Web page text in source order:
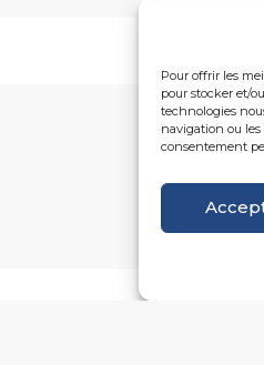
Pour offrir les
pour stocker et/
technologies
navigation ou les
consentement